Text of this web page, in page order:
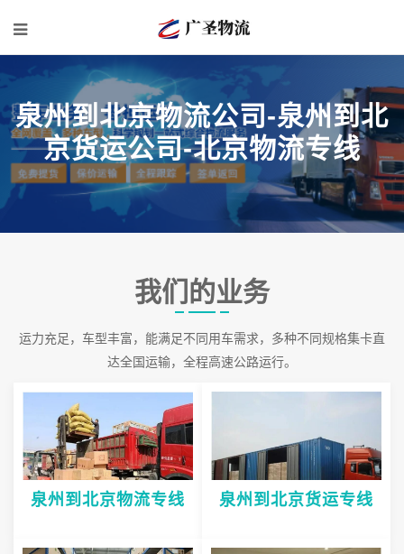
泉州到北京物流公司-泉州到北
京货运公司-北京物流专线
我们的业务
运力充足，车型丰富，能满足不同用车需求，多种不同规格集卡直
达全国运输，全程高速公路运行。
泉州到北京物流专线 泉州到北京货运专线